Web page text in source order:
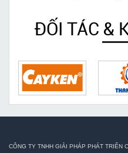
ĐỐI TÁC &
CÔNG TY TNHH GIẢI PHÁP PHÁT TRIỂN